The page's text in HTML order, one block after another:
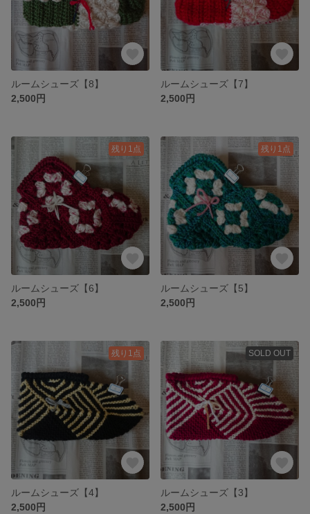
ルームシューズ【8】
2,500円
ルームシューズ【7】
2,500円
残り1点
ルームシューズ【6】
2,500円
残り1点
ルームシューズ【5】
2,500円
残り1点
ルームシューズ【4】
2,500円
SOLD OUT
ルームシューズ【3】
2,500円